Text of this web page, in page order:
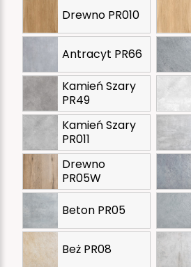
Drewno PR010
Antracyt PR66
Kamień Szary
PR49
Kamień Szary
PR011
Drewno
PR05W
Beton PR05
Beż PR08